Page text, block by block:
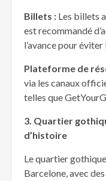
Billets : Les billets
est recommandé
l’avance pour
Plateforme de r
via les canaux
telles que
3. Quartier
d’histoire
Le quartier
Barcelone, avec